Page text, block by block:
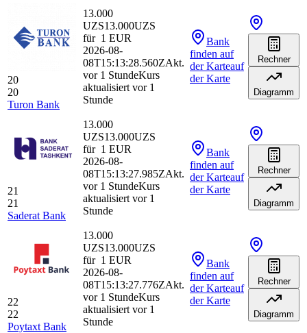
20
20
Turon Bank
13.000
UZS13.000UZS
für 1 EUR
2026-08-
08T15:13:28.560ZAkt.
vor 1 StundeKurs
aktualisiert vor 1
Stunde
Bank
finden auf
der Karteauf
der Karte
Rechner
Diagramm
21
21
Saderat Bank
13.000
UZS13.000UZS
für 1 EUR
2026-08-
08T15:13:27.985ZAkt.
vor 1 StundeKurs
aktualisiert vor 1
Stunde
Bank
finden auf
der Karteauf
der Karte
Rechner
Diagramm
22
22
Poytaxt Bank
13.000
UZS13.000UZS
für 1 EUR
2026-08-
08T15:13:27.776ZAkt.
vor 1 StundeKurs
aktualisiert vor 1
Stunde
Bank
finden auf
der Karteauf
der Karte
Rechner
Diagramm